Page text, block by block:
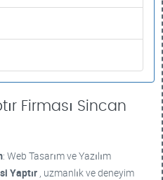
Firması Sincan
: Web Tasarım ve Yazılım
Yaptır , uzmanlık ve deneyim